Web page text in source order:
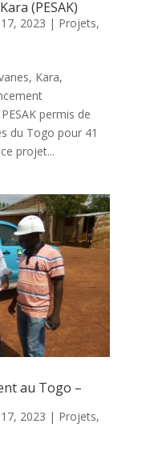
(PESAK)
2023 | Projets,
Kara,
permis de
du Togo pour 41
projet...
au Togo –
2023 | Projets,